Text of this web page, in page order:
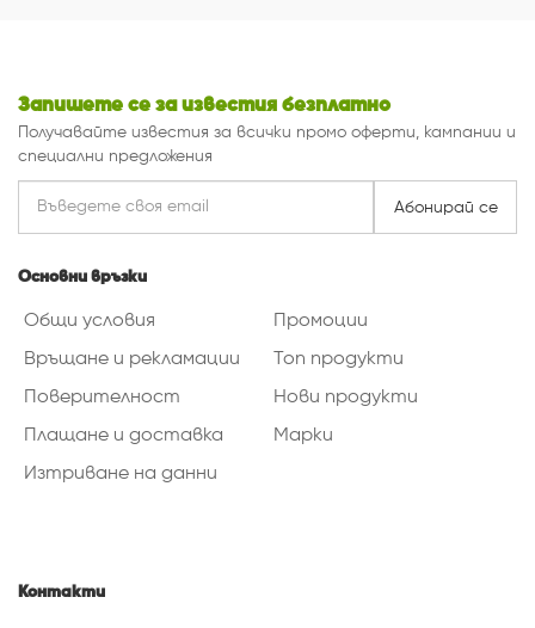
Запишете се за известия безплатно
Получавайте известия за всички промо оферти, кампании и
специални предложения
Абонирай се
Основни връзки
Общи условия
Връщане и рекламации
Поверителност
Плащане и доставка
Изтриване на данни
Промоции
Топ продукти
Нови продукти
Марки
Контакти